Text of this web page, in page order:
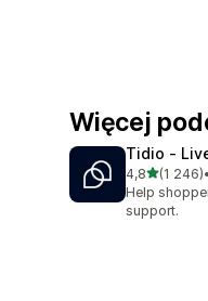
Więcej
Tidio ‑
4,8na 5(1 246)
Łączna •
Help
support.